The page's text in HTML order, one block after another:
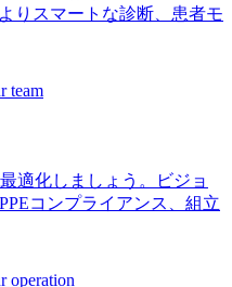
りスマートな診断、患者モ
適化しましょう。ビジョ
コンプライアンス、組立